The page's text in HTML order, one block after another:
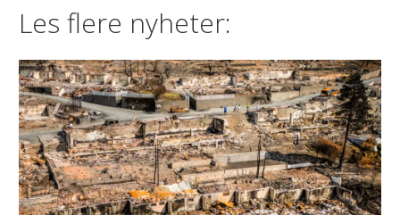
Les flere nyheter: